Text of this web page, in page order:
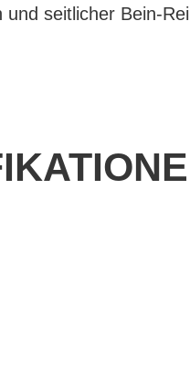
seitlicher Bein-